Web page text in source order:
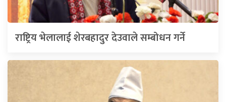
राष्ट्रिय भेलालाई शेरबहादुर देउवाले सम्बोधन गर्ने